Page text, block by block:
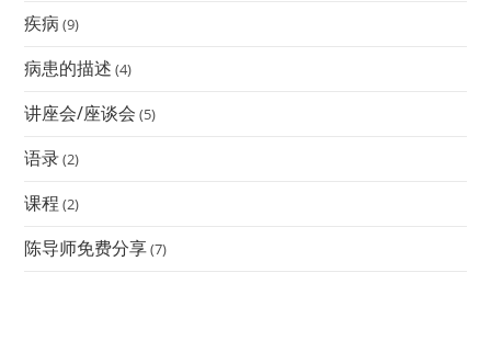
疾病 (9)
病患的描述 (4)
讲座会/座谈会 (5)
语录(2)
课程 (2)
陈导师免费分享(7)